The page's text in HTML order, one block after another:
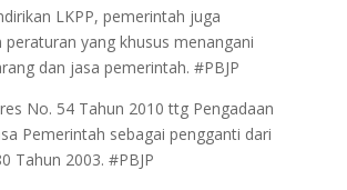
LKPP, pemerintah juga
peraturan yang khusus menangani
dan jasa pemerintah. #PBJP
No. 54 Tahun 2010 ttg Pengadaan
Pemerintah sebagai pengganti dari
Tahun 2003. #PBJP